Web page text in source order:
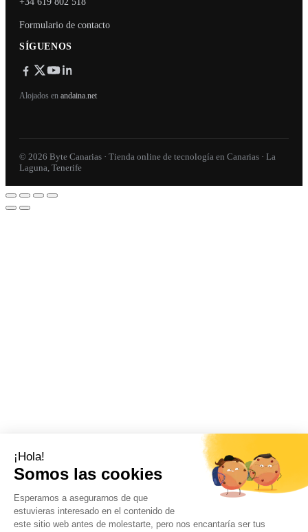
Formulario de contacto
SÍGUENOS
Alojados en andaina.net
© 2026 Byte Canarias · Tienda online de tecnología en Canarias · La
Laguna, Tenerife